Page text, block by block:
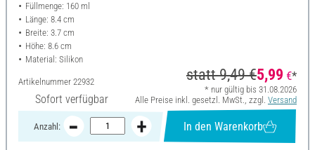
Füllmenge: 160 ml
Länge: 8.4 cm
Breite: 3.7 cm
Höhe: 8.6 cm
Material: Silikon
Artikelnummer 22932
Sofort verfügbar
statt9,49 €5,99 €*
* nur gültig bis 31.08.2026
Alle Preise inkl. gesetzl. MwSt., zzgl. Versand
Anzahl: In den Warenkorb